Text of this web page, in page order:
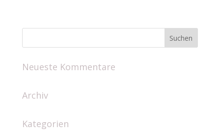
Neueste Kommentare
Archiv
Kategorien